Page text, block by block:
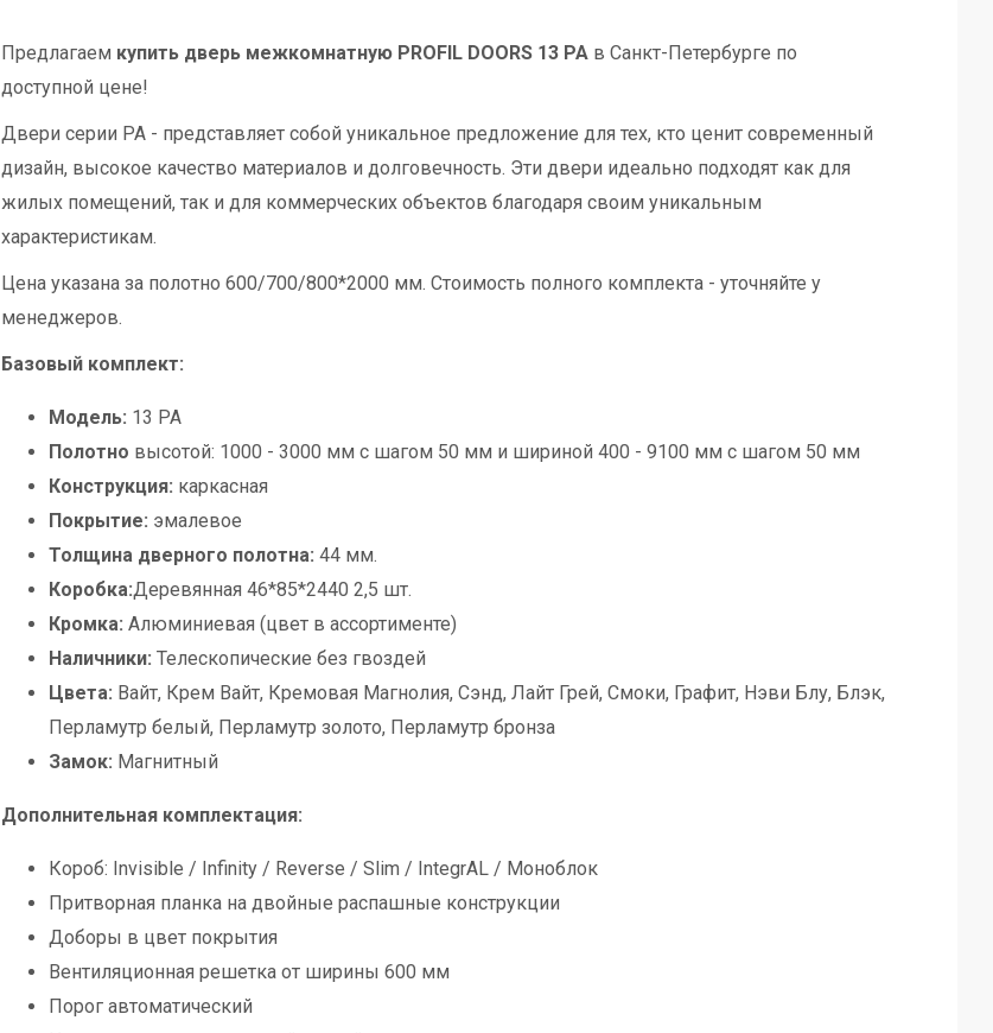
Предлагаем купить дверь межкомнатную PROFIL DOORS 13 PA в Санкт-Петербурге по
доступной цене!
Двери серии PA - представляет собой уникальное предложение для тех, кто ценит современный
дизайн, высокое качество материалов и долговечность. Эти двери идеально подходят как для
жилых помещений, так и для коммерческих объектов благодаря своим уникальным
характеристикам.
Цена указана за полотно 600/700/800*2000 мм. Стоимость полного комплекта - уточняйте у
менеджеров.
Базовый комплект:
Модель: 13 PA
Полотно высотой: 1000 - 3000 мм с шагом 50 мм и шириной 400 - 9100 мм с шагом 50 мм
Конструкция: каркасная
Покрытие: эмалевое
Толщина дверного полотна: 44 мм.
Коробка:Деревянная 46*85*2440 2,5 шт.
Кромка: Алюминиевая (цвет в ассортименте)
Наличники: Телескопические без гвоздей
Цвета: Вайт, Крем Вайт, Кремовая Магнолия, Сэнд, Лайт Грей, Смоки, Графит, Нэви Блу, Блэк,
Перламутр белый, Перламутр золото, Перламутр бронза
Замок: Магнитный
Дополнительная комплектация:
Короб: Invisible / Infinity / Reverse / Slim / IntegrAL / Моноблок
Притворная планка на двойные распашные конструкции
Доборы в цвет покрытия
Вентиляционная решетка от ширины 600 мм
Порог автоматический